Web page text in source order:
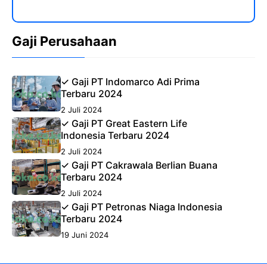
Gaji Perusahaan
✓ Gaji PT Indomarco Adi Prima
Terbaru 2024
2 Juli 2024
✓ Gaji PT Great Eastern Life
Indonesia Terbaru 2024
2 Juli 2024
✓ Gaji PT Cakrawala Berlian Buana
Terbaru 2024
2 Juli 2024
✓ Gaji PT Petronas Niaga Indonesia
Terbaru 2024
19 Juni 2024